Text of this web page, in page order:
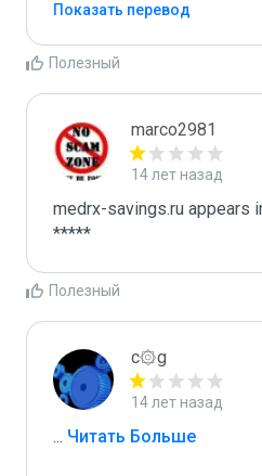
Показать перевод
Полезный
marco2981
14 лет назад
medrx-savings.ru appears
*****
Полезный
c۞g
14 лет назад
... Читать Больше